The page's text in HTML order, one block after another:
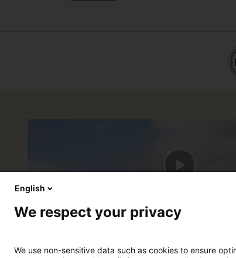
Découvrez en vidéo
English
We respect your privacy
We use non-sensitive data such as cookies to ensure